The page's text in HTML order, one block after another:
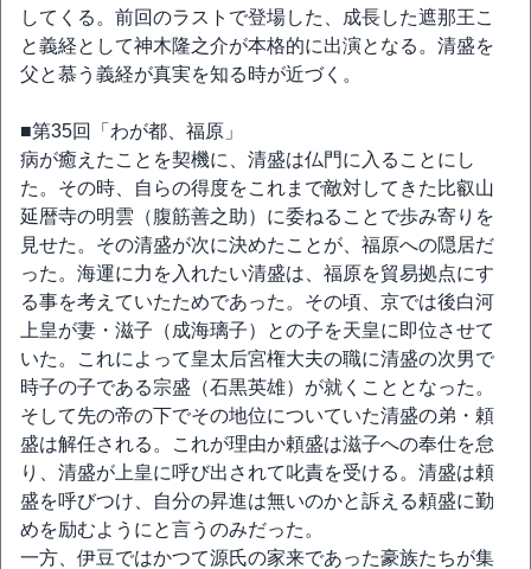
してくる。前回のラストで登場した、成長した遮那王こ
と義経として神木隆之介が本格的に出演となる。清盛を
父と慕う義経が真実を知る時が近づく。
■第35回「わが都、福原」
病が癒えたことを契機に、清盛は仏門に入ることにし
た。その時、自らの得度をこれまで敵対してきた比叡山
延暦寺の明雲（腹筋善之助）に委ねることで歩み寄りを
見せた。その清盛が次に決めたことが、福原への隠居だ
った。海運に力を入れたい清盛は、福原を貿易拠点にす
る事を考えていたためであった。その頃、京では後白河
上皇が妻・滋子（成海璃子）との子を天皇に即位させて
いた。これによって皇太后宮権大夫の職に清盛の次男で
時子の子である宗盛（石黒英雄）が就くこととなった。
そして先の帝の下でその地位についていた清盛の弟・頼
盛は解任される。これが理由か頼盛は滋子への奉仕を怠
り、清盛が上皇に呼び出されて叱責を受ける。清盛は頼
盛を呼びつけ、自分の昇進は無いのかと訴える頼盛に勤
めを励むようにと言うのみだった。
一方、伊豆ではかつて源氏の家来であった豪族たちが集